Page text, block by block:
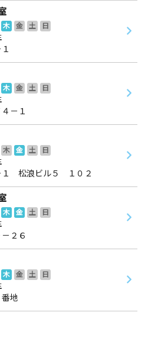
木 金 土
日
木 金 土
日
－１
木 金 土
日
１ 松浪ビル５ １０２
木 金 土
日
２６
木 金 土
日
地